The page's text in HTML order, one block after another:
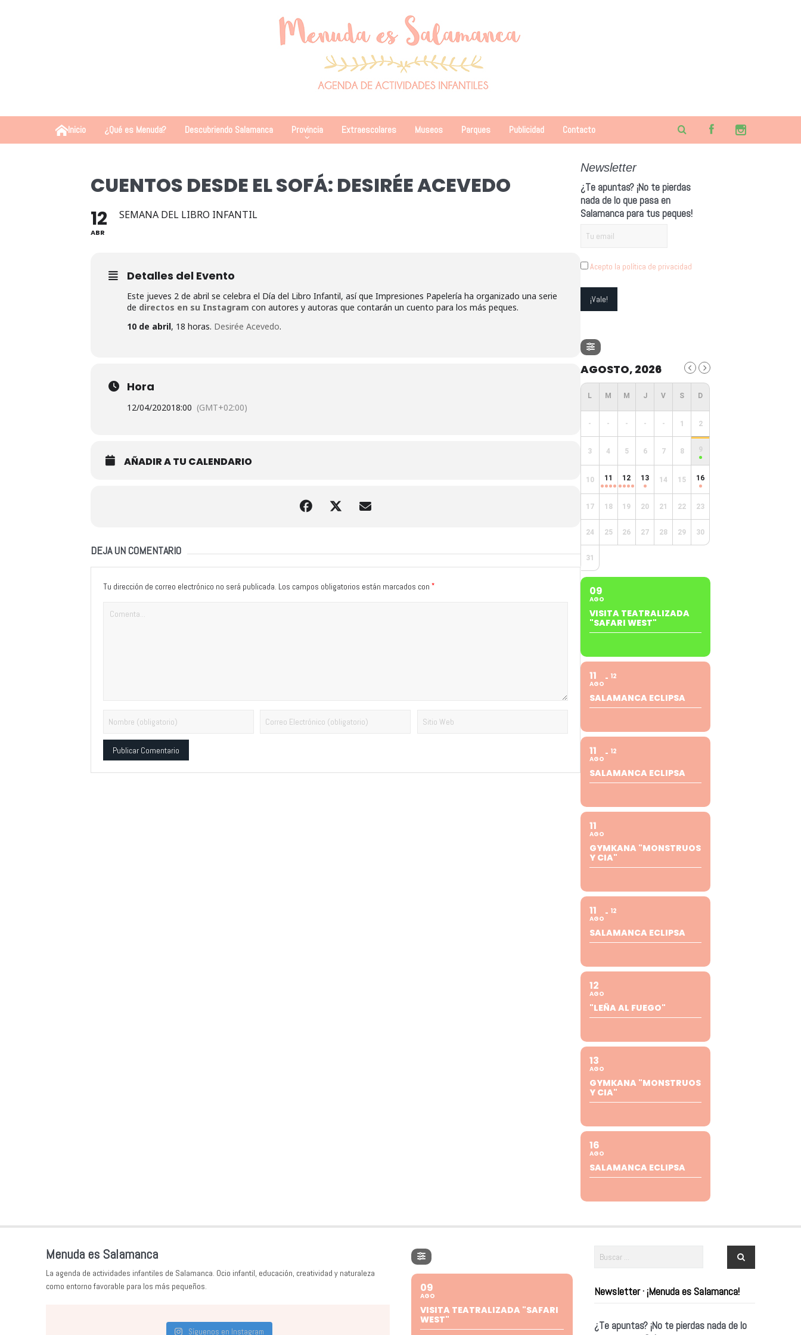
Inicio ¿Qué es Menuda? Descubriendo Salamanca Provincia Extraescolares Museos Parques Publicidad Contacto
CUENTOS DESDE EL SOFÁ: DESIRÉE ACEVEDO
12
ABR
SEMANA DEL LIBRO INFANTIL
Detalles del Evento
Este jueves 2 de abril se celebra el Día del Libro Infantil, así que Impresiones Papelería ha organizado una serie
de directos en su Instagram con autores y autoras que contarán un cuento para los más peques.
10 de abril, 18 horas. Desirée Acevedo.
Hora
12/04/202018:00 (GMT+02:00)
AÑADIR A TU CALENDARIO
DEJA UN COMENTARIO
Tu dirección de correo electrónico no será publicada. Los campos obligatorios están marcados con *
Newsletter
¿Te apuntas? ¡No te pierdas
nada de lo que pasa en
Salamanca para tus peques!
Acepto la política de privacidad
AGOSTO, 2026
- - - - - 1 2
3 4 5 6 7 8 9
10 11 12 13 14 15 16
17 18 19 20 21 22 23
24 25 26 27 28 29 30
31
09
AGO
VISITA TEATRALIZADA
"SAFARI WEST"
11
AGO
12
SALAMANCA ECLIPSA
11
AGO
12
SALAMANCA ECLIPSA
11
AGO
GYMKANA "MONSTRUOS
Y CIA"
11
AGO
12
SALAMANCA ECLIPSA
12
AGO
"LEÑA AL FUEGO"
13
AGO
GYMKANA "MONSTRUOS
Y CIA"
16
AGO
SALAMANCA ECLIPSA
Menuda es Salamanca
La agenda de actividades infantiles de Salamanca. Ocio infantil, educación, creatividad y naturaleza
como entorno favorable para los más pequeños.
Síguenos en Instagram
09
AGO
VISITA TEATRALIZADA "SAFARI
WEST"
Newsletter · ¡Menuda es Salamanca!
¿Te apuntas? ¡No te pierdas nada de lo